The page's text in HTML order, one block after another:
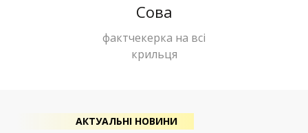
Сова
фактчекерка на всі
крильця
АКТУАЛЬНІ НОВИНИ